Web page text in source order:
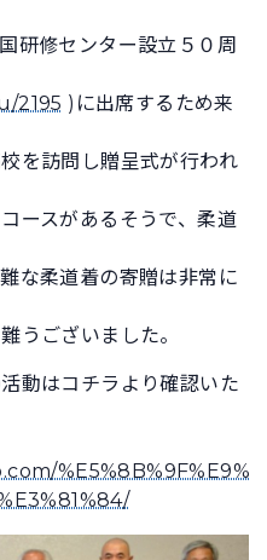
研修センター設立５０周
2195 )に出席するため来
を訪問し贈呈式が行われ
ースがあるそうで、柔道
な柔道着の寄贈は非常に
うございました。
動はコチラより確認いた